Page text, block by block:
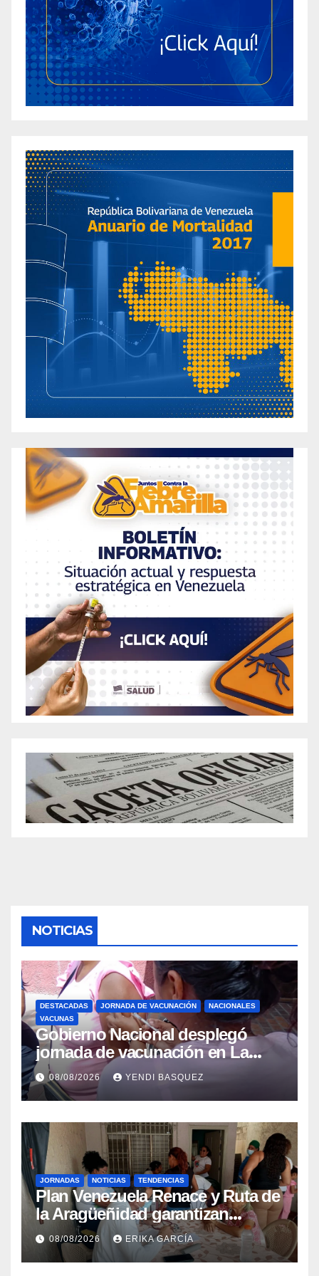
NOTICIAS
DESTACADAS JORNADA DE VACUNACIÓN
NACIONALES
VACUNAS
Gobierno Nacional desplegó
jornada de vacunación en La
Guaira para garantizar protección
epidemiológica
08/08/2026 YENDI BASQUEZ
JORNADAS NOTICIAS TENDENCIAS
Plan Venezuela Renace y Ruta de
la Aragüeñidad garantizan
atención médica integral en
Aragua
08/08/2026 ERIKA GARCÍA